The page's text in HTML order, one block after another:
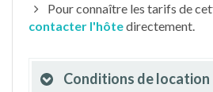
Pour connaître les tarifs de
contacter l'hôtedirectement.
Conditions de location